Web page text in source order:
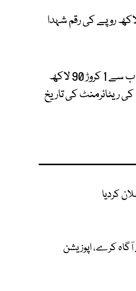
کے شہداء کے ورثاء کو رینک کے حساب 1 کروڑ سے 1 کروڑ 80 لاکھ روپے کی رقم شہدا
پاک افواج کے شہداء کے ورثاء کو گھر کی سہولت کے لئے رینک کے حساب سے 1 کروڑ 90 لاکھ
کی ریٹائرمنٹ کی تاریخ
کردیا
کرے، اپوزیشن